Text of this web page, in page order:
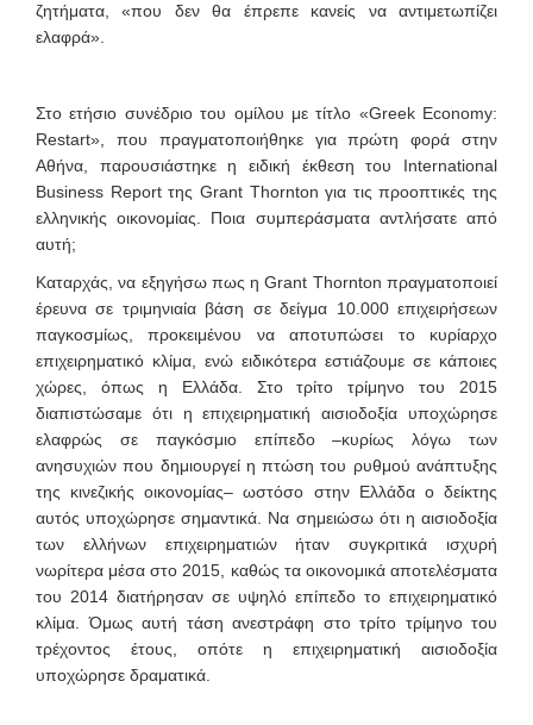
ζητήματα, «που δεν θα έπρεπε κανείς να αντιμετωπίζει
ελαφρά».
Στο ετήσιο συνέδριο του ομίλου με τίτλο «Greek Economy:
Restart», που πραγματοποιήθηκε για πρώτη φορά στην
Αθήνα, παρουσιάστηκε η ειδική έκθεση του International
Business Report της Grant Thornton για τις προοπτικές της
ελληνικής οικονομίας. Ποια συμπεράσματα αντλήσατε από
αυτή;
Καταρχάς, να εξηγήσω πως η Grant Thornton πραγματοποιεί
έρευνα σε τριμηνιαία βάση σε δείγμα 10.000 επιχειρήσεων
παγκοσμίως, προκειμένου να αποτυπώσει το κυρίαρχο
επιχειρηματικό κλίμα, ενώ ειδικότερα εστιάζουμε σε κάποιες
χώρες, όπως η Ελλάδα. Στο τρίτο τρίμηνο του 2015
διαπιστώσαμε ότι η επιχειρηματική αισιοδοξία υποχώρησε
ελαφρώς σε παγκόσμιο επίπεδο –κυρίως λόγω των
ανησυχιών που δημιουργεί η πτώση του ρυθμού ανάπτυξης
της κινεζικής οικονομίας– ωστόσο στην Ελλάδα ο δείκτης
αυτός υποχώρησε σημαντικά. Να σημειώσω ότι η αισιοδοξία
των ελλήνων επιχειρηματιών ήταν συγκριτικά ισχυρή
νωρίτερα μέσα στο 2015, καθώς τα οικονομικά αποτελέσματα
του 2014 διατήρησαν σε υψηλό επίπεδο το επιχειρηματικό
κλίμα. Όμως αυτή τάση ανεστράφη στο τρίτο τρίμηνο του
τρέχοντος έτους, οπότε η επιχειρηματική αισιοδοξία
υποχώρησε δραματικά.